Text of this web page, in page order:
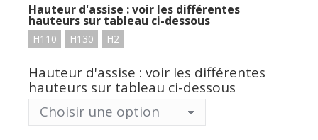
Hauteur d'assise : voir les différentes
hauteurs sur tableau ci-dessous
H110 H130 H2
Hauteur d'assise : voir les différentes
hauteurs sur tableau ci-dessous